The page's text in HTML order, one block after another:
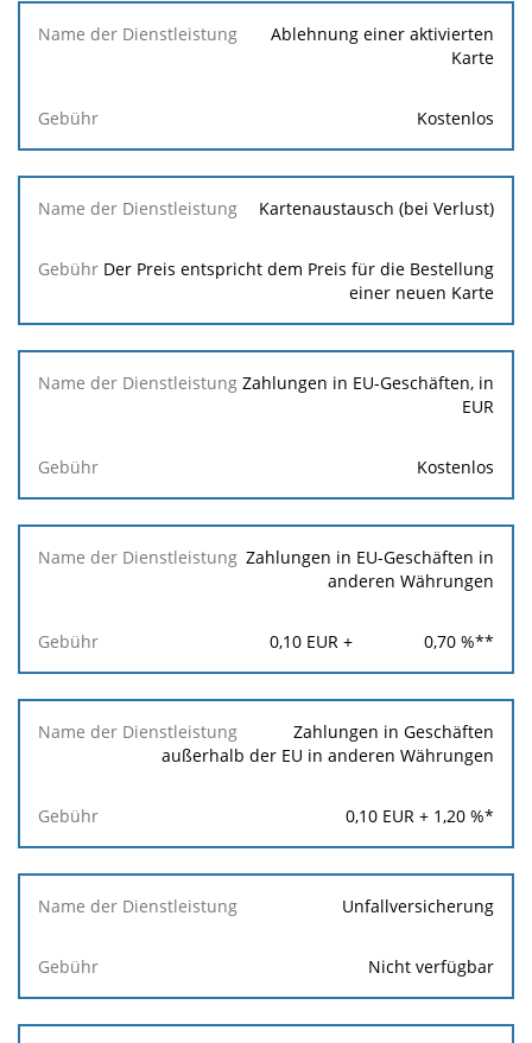
Ablehnung einer aktivierten
Karte
Kostenlos
Kartenaustausch (bei Verlust)
Der Preis entspricht dem Preis für die Bestellung
einer neuen Karte
Zahlungen in EU-Geschäften, in
EUR
Kostenlos
Zahlungen in EU-Geschäften in
anderen Währungen
0,10 EUR + 0,70 %**
Zahlungen in Geschäften
außerhalb der EU in anderen Währungen
0,10 EUR + 1,20 %*
Unfallversicherung
Nicht verfügbar